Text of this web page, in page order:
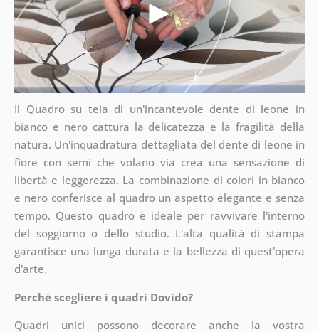
Il Quadro su tela di un'incantevole dente di leone in
bianco e nero cattura la delicatezza e la fragilità della
natura. Un'inquadratura dettagliata del dente di leone in
fiore con semi che volano via crea una sensazione di
libertà e leggerezza. La combinazione di colori in bianco
e nero conferisce al quadro un aspetto elegante e senza
tempo. Questo quadro è ideale per ravvivare l'interno
del soggiorno o dello studio. L'alta qualità di stampa
garantisce una lunga durata e la bellezza di quest'opera
d'arte.
Perché scegliere i quadri Dovido?
Quadri unici possono decorare anche la vostra